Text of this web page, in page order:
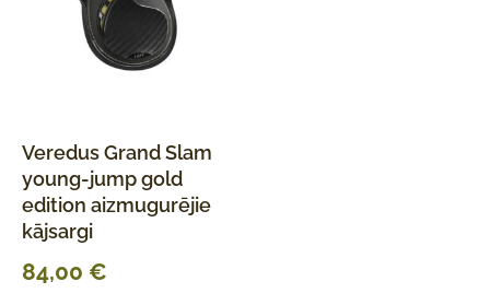
Veredus Grand Slam
young-jump gold
edition aizmugurējie
kājsargi
84,00 €